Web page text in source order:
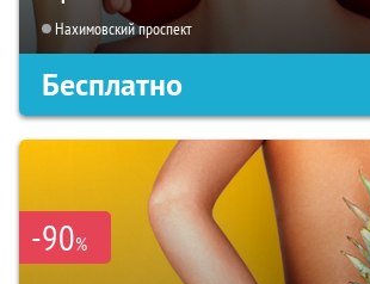
Нахимовский проспект
Бесплатно
-90%